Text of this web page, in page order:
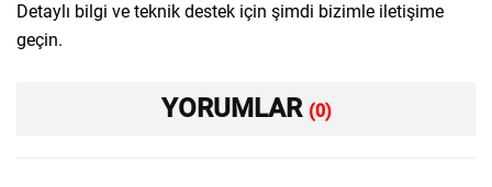
Detaylı bilgi ve teknik destek için şimdi bizimle iletişime
geçin.
YORUMLAR (0)